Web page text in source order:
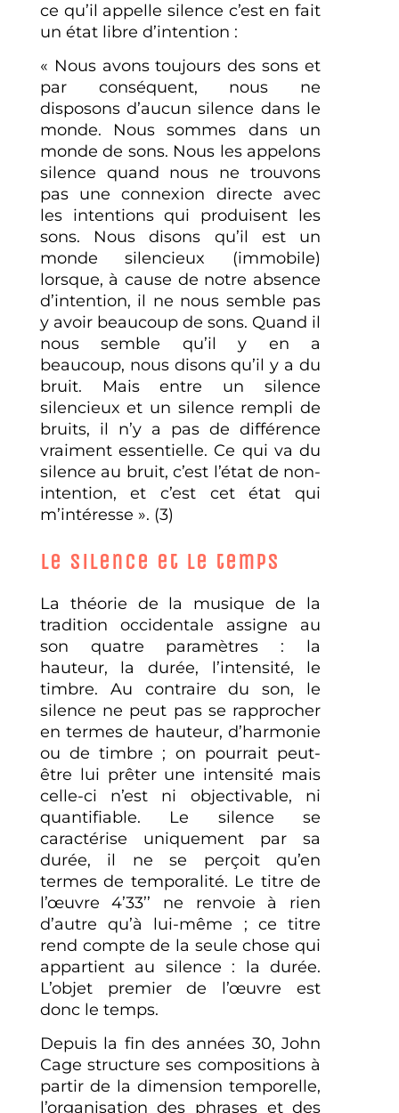
ce qu’il appelle silence c’est en fait
un état libre d’intention :
« Nous avons toujours des sons et
par conséquent, nous ne
disposons d’aucun silence dans le
monde. Nous sommes dans un
monde de sons. Nous les appelons
silence quand nous ne trouvons
pas une connexion directe avec
les intentions qui produisent les
sons. Nous disons qu’il est un
monde silencieux (immobile)
lorsque, à cause de notre absence
d’intention, il ne nous semble pas
y avoir beaucoup de sons. Quand il
nous semble qu’il y en a
beaucoup, nous disons qu’il y a du
bruit. Mais entre un silence
silencieux et un silence rempli de
bruits, il n’y a pas de différence
vraiment essentielle. Ce qui va du
silence au bruit, c’est l’état de non-
intention, et c’est cet état qui
m’intéresse ». (3)
Le silence et le temps
La théorie de la musique de la
tradition occidentale assigne au
son quatre paramètres : la
hauteur, la durée, l’intensité, le
timbre. Au contraire du son, le
silence ne peut pas se rapprocher
en termes de hauteur, d’harmonie
ou de timbre ; on pourrait peut-
être lui prêter une intensité mais
celle-ci n’est ni objectivable, ni
quantifiable. Le silence se
caractérise uniquement par sa
durée, il ne se perçoit qu’en
termes de temporalité. Le titre de
l’œuvre 4’33’’ ne renvoie à rien
d’autre qu’à lui-même ; ce titre
rend compte de la seule chose qui
appartient au silence : la durée.
L’objet premier de l’œuvre est
donc le temps.
Depuis la fin des années 30, John
Cage structure ses compositions à
partir de la dimension temporelle,
l’organisation des phrases et des